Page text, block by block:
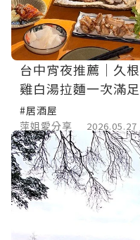
台中宵夜推薦｜久
雞白湯拉麵一次滿足
#居酒屋
萍姐愛分享
2026.05.27